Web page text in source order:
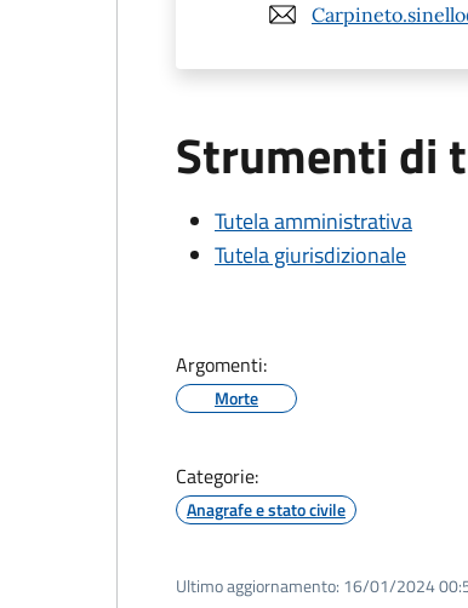
Strumenti di
Tutela amministrativa
Tutela giurisdizionale
Argomenti:
Morte
Categorie:
Anagrafe e stato civile
Ultimo aggiornamento: 16/01/2024